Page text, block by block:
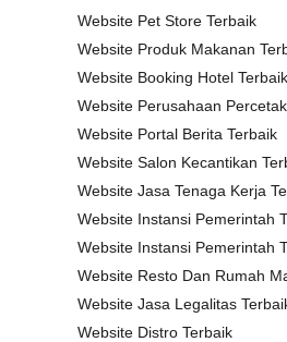
Website Pet Store Terbaik
Website Produk Makanan
Website Booking Hotel Terbaik
Website Perusahaan
Website Portal Berita Terbaik
Website Salon Kecantikan
Website Jasa Tenaga Kerja
Website Instansi Pemerintah
Website Instansi Pemerintah
Website Resto Dan Rumah
Website Jasa Legalitas
Website Distro Terbaik